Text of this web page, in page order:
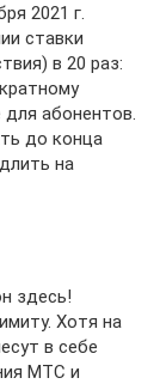
2021 г.
ставки
в 20 раз:
абонентов.
до конца
на
здесь!
Хотя на
в себе
МТС и